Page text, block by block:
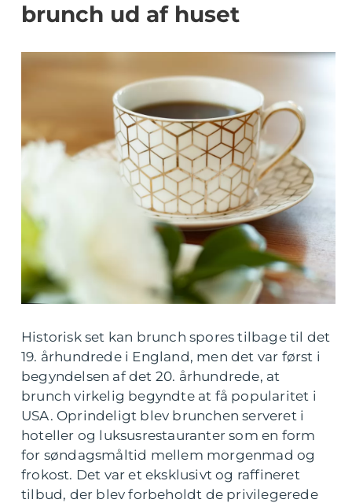
brunch ud af huset
Historisk set kan brunch spores tilbage til det
19. århundrede i England, men det var først i
begyndelsen af det 20. århundrede, at
brunch virkelig begyndte at få popularitet i
USA. Oprindeligt blev brunchen serveret i
hoteller og luksusrestauranter som en form
for søndagsmåltid mellem morgenmad og
frokost. Det var et eksklusivt og raffineret
tilbud, der blev forbeholdt de privilegerede